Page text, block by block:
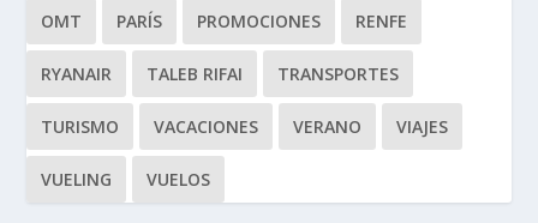
OMT PARÍS PROMOCIONES RENFE
RYANAIR TALEB RIFAI TRANSPORTES
TURISMO VACACIONES VERANO VIAJES
VUELING VUELOS